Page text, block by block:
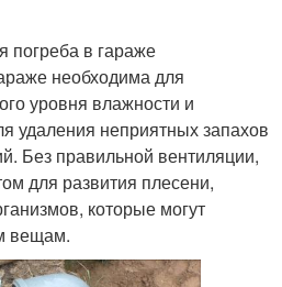
погреба в гараже
необходима для
уровня влажности и
удаления неприятных запахов
Без правильной вентиляции,
для развития плесени,
которые могут
вещам.